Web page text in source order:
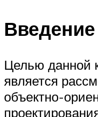
Введение
Целью данной
является
объектно-